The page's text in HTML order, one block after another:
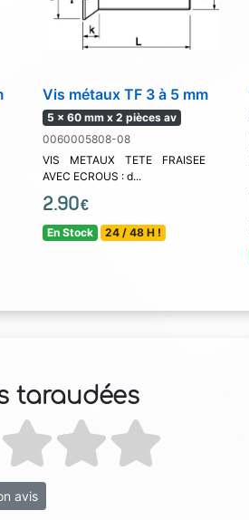
Vis métaux TF 3 à 5 mm
5 x 60 mm x 2 pièces av
0060005808-08
VIS METAUX TETE FRAISEE
AVEC ECROUS : d...
2.90€
En Stock 24 / 48 H !
taraudées
avis